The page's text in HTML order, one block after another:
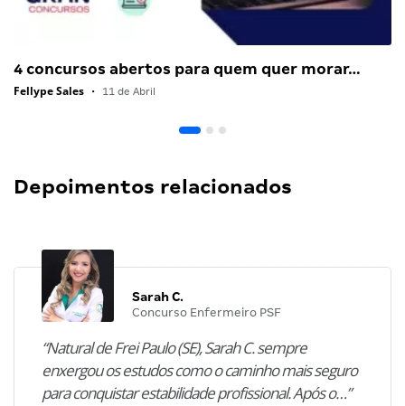
4 concursos abertos para quem quer morar…
Fellype Sales • 11 de Abril
Depoimentos relacionados
Sarah C.
Concurso Enfermeiro PSF
“Natural de Frei Paulo (SE), Sarah C. sempre
enxergou os estudos como o caminho mais seguro
para conquistar estabilidade profissional. Após o…”